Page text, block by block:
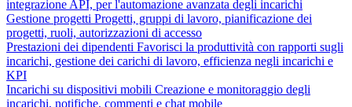
integrazione API, per l'automazione avanzata degli incarichi
Gestione progetti Progetti, gruppi di lavoro, pianificazione dei
progetti, ruoli, autorizzazioni di accesso
Prestazioni dei dipendenti Favorisci la produttività con rapporti sugli
incarichi, gestione dei carichi di lavoro, efficienza negli incarichi e
KPI
Incarichi su dispositivi mobili Creazione e monitoraggio degli
incarichi, notifiche, commenti e chat mobile